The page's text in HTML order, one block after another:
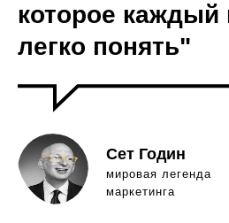
которое каждый
легко понять"
Сет Годин
мировая легенда
маркетинга